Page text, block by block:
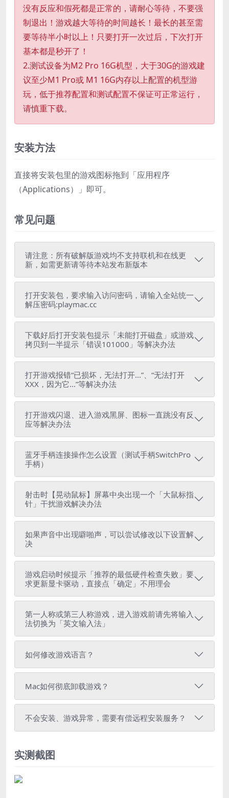
没有反应和假死都是正常的，请耐心等待，不要强
制退出！游戏越大等待的时间越长！最长的甚至需
要等待半小时以上！只要打开一次过后，下次打开
基本都是秒开了！
2.测试设备为M2 Pro 16G机型，大于30G的游戏建
议至少M1 Pro或 M1 16G内存以上配置的机型游
玩，低于推荐配置和测试配置不保证可正常运行，
请慎重下载。
安装方法
直接将安装包里的游戏图标拖到「应用程序
（Applications）」即可。
常见问题
请注意：所有破解版游戏均不支持联机和在线更
新，如需更新请等待本站发布新版本
打开安装包，要求输入访问密码，请输入全站统一
解压密码:playmac.cc
下载好后打开安装包提示「未能打开磁盘」或游戏
拷贝到一半提示「错误101000」等解决办法
打开游戏报错“已损坏，无法打开...”、“无法打开
XXX，因为它...”等解决办法
打开游戏闪退、进入游戏黑屏、图标一直跳没有反
应等解决办法
蓝牙手柄连接操作怎么设置（测试手柄SwitchPro
手柄）
射击时【晃动鼠标】屏幕中央出现一个「大鼠标指
针」干扰游戏解决办法
如果声音中出现噼啪声，可以尝试修改以下设置解
决
游戏启动时候提示「推荐的最低硬件检查失败」要
求更新显卡驱动，直接点「确定」不用理会
第一人称或第三人称游戏，进入游戏前请先将输入
法切换为「英文输入法」
如何修改游戏语言？
Mac如何彻底卸载游戏？
不会安装、游戏异常，需要有偿远程安装服务？
实测截图